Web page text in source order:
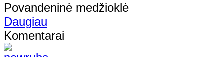
Povandeninė medžioklė
Daugiau
Komentarai